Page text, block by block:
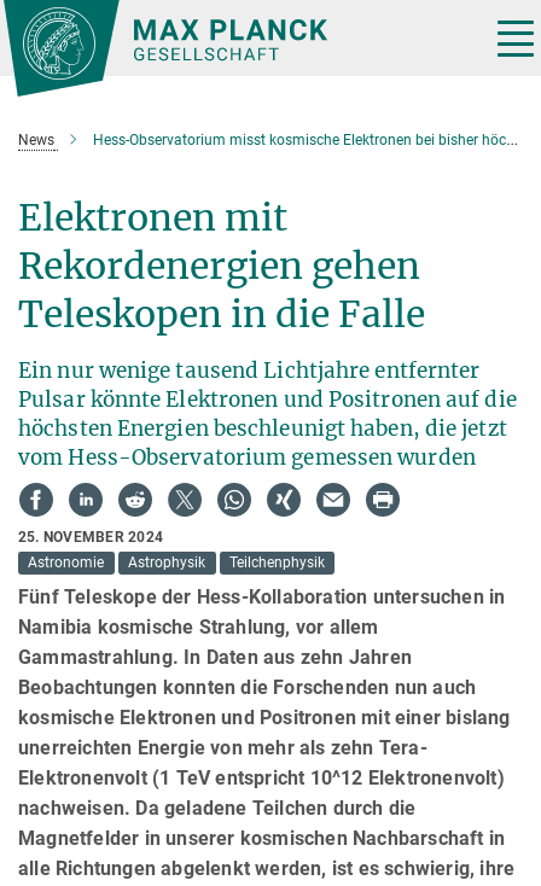
Hauptinhalt
News Hess-Observatorium misst kosmische Elektronen bei bisher höchsten Energien
Elektronen mit
Rekordenergien gehen
Teleskopen in die Falle
Ein nur wenige tausend Lichtjahre entfernter
Pulsar könnte Elektronen und Positronen auf die
höchsten Energien beschleunigt haben, die jetzt
vom Hess-Observatorium gemessen wurden
25. NOVEMBER 2024
Astronomie
Astrophysik Teilchenphysik
Fünf Teleskope der Hess-Kollaboration untersuchen in
Namibia kosmische Strahlung, vor allem
Gammastrahlung. In Daten aus zehn Jahren
Beobachtungen konnten die Forschenden nun auch
kosmische Elektronen und Positronen mit einer bislang
unerreichten Energie von mehr als zehn Tera-
Elektronenvolt (1 TeV entspricht 10^12 Elektronenvolt)
nachweisen. Da geladene Teilchen durch die
Magnetfelder in unserer kosmischen Nachbarschaft in
alle Richtungen abgelenkt werden, ist es schwierig, ihre